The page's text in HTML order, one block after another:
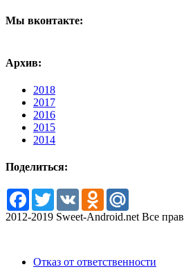
Мы вконтакте:
Архив:
2018
2017
2016
2015
2014
Поделиться:
Facebook
TwitterVK Odnoklassniki
2012-2019 Sweet-Android.net Все
Отказ от ответственности